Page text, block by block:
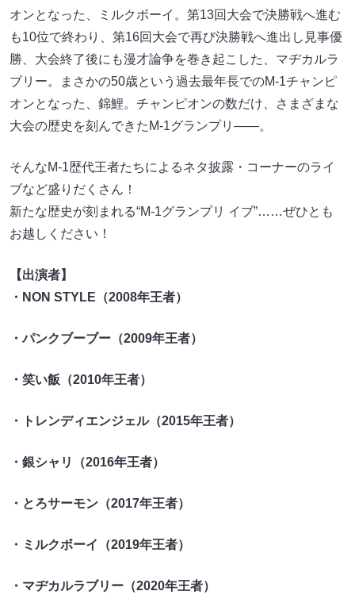
オンとなった、ミルクボーイ。第13回大会で決勝戦へ進む
も10位で終わり、第16回大会で再び決勝戦へ進出し見事優
勝、大会終了後にも漫才論争を巻き起こした、マヂカルラ
ブリー。まさかの50歳という過去最年長でのM-1チャンピ
オンとなった、錦鯉。チャンピオンの数だけ、さまざまな
大会の歴史を刻んできたM-1グランプリ――。
そんなM-1歴代王者たちによるネタ披露・コーナーのライ
ブなど盛りだくさん！
新たな歴史が刻まれる“M-1グランプリ イブ”……ぜひとも
お越しください！
【出演者】
・NON STYLE（2008年王者）
・パンクブーブー（2009年王者）
・笑い飯（2010年王者）
・トレンディエンジェル（2015年王者）
・銀シャリ（2016年王者）
・とろサーモン（2017年王者）
・ミルクボーイ（2019年王者）
・マヂカルラブリー（2020年王者）